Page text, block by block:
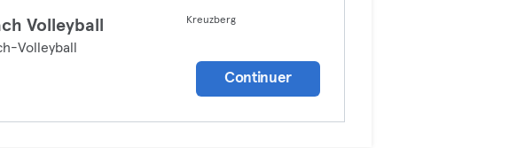
Volleyball
Volleyball
Kreuzberg
Continuer